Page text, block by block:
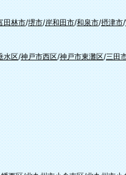
田林市/堺市/岸和田市/和泉市/摂津市/
水区/神戸市西区/神戸市東灘区/三田